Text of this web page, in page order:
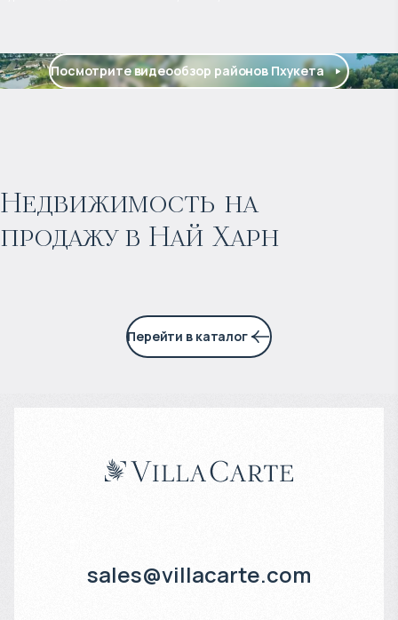
Посмотрите видеообзор районов Пхукета
Недвижимость на
продажу в Най Харн
Прогнозируемый доход:
4% годовых
Перейти в каталог
sales@villacarte.com